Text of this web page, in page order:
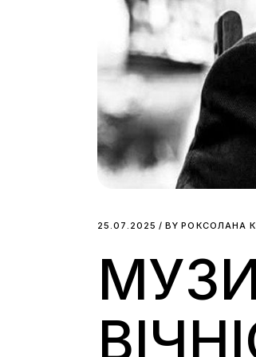
25.07.2025 BY РОКСОЛАНА